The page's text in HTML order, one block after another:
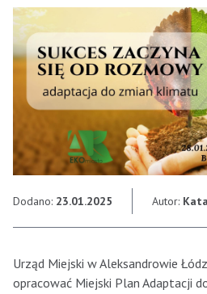
Dodano: 23.01.2025 Autor:
Urząd Miejski w Aleksandrowie
opracować Miejski Plan Adaptacji